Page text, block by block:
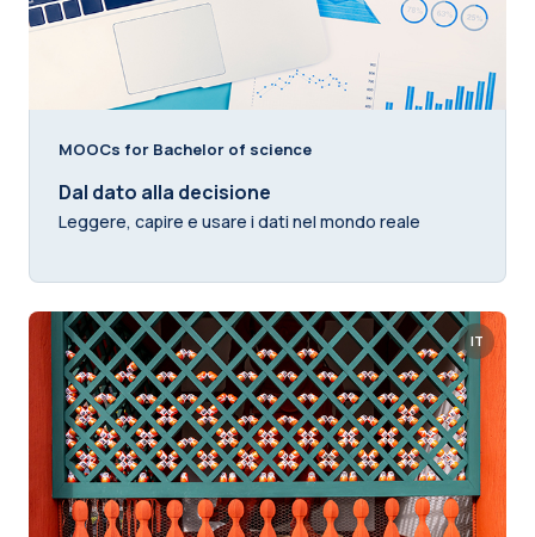
MOOCs for Bachelor of science
Dal dato alla decisione
Leggere, capire e usare i dati nel mondo reale
IT